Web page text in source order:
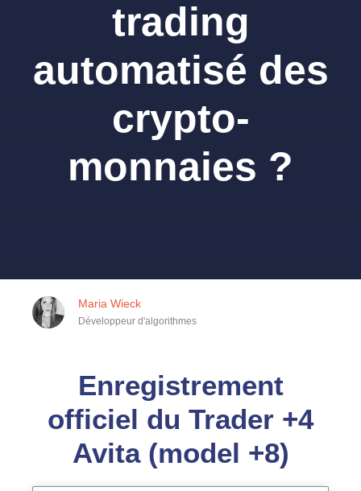
trading
automatisé des
crypto-
monnaies ?
Maria Wieck
Développeur d'algorithmes
Enregistrement
officiel du Trader +4
Avita (model +8)